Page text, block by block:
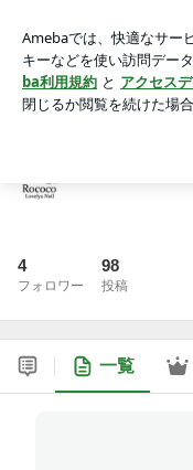
アプリをダウンロード
ょう。
4
フォロワー
98
投稿
一覧